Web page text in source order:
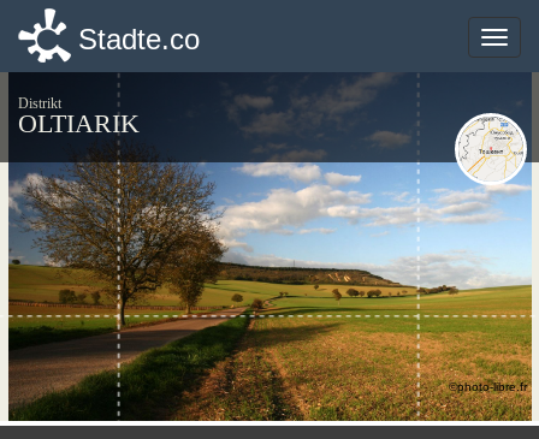
Toggle
Stadte.co
Distrikt
OLTIARIK
©photo-libre.fr
Toggle
Stadte.co